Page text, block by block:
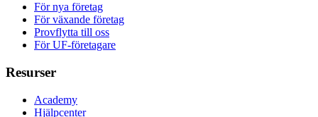
För nya företag
För växande företag
Provflytta till oss
För UF-företagare
Resurser
Academy
Hjälpcenter